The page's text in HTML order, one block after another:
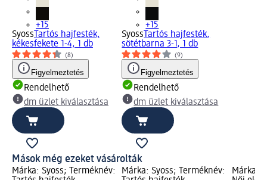
+15
Syoss Tartós hajfesték,
kékesfekete 1-4, 1 db
(8)
Figyelmeztetés
Rendelhető
dm üzlet kiválasztása
+15
Syoss Tartós hajfesték,
sötétbarna 3-1, 1 db
(9)
Figyelmeztetés
Rendelhető
dm üzlet kiválasztása
Mások még ezeket vásárolták
Márka: Syoss; Terméknév:
Márka: Syoss; Terméknév:
Márka: